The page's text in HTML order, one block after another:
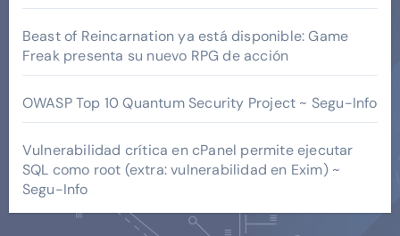
Beast of Reincarnation ya está disponible: Game
Freak presenta su nuevo RPG de acción
OWASP Top 10 Quantum Security Project ~ Segu-Info
Vulnerabilidad crítica en cPanel permite ejecutar
SQL como root (extra: vulnerabilidad en Exim) ~
Segu-Info